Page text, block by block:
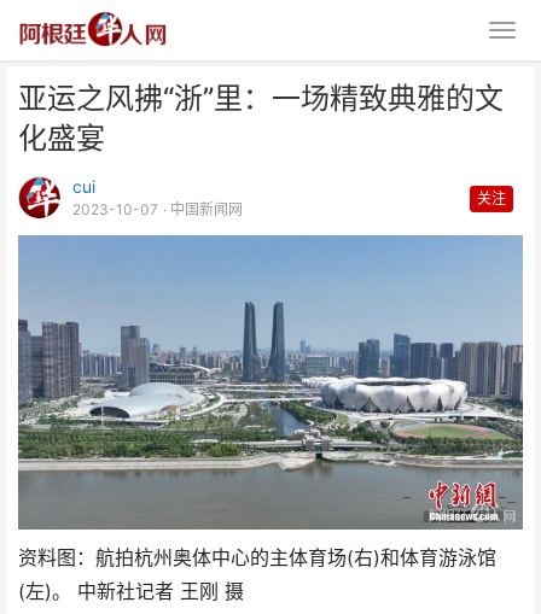
亚运之风拂“浙”里：一场精致典雅的文
化盛宴
cui
2023-10-07 · 中国新闻网
关注
资料图：航拍杭州奥体中心的主体育场(右)和体育游泳馆
(左)。 中新社记者 王刚 摄
的文化盛宴